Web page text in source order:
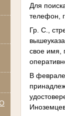
Для
телефон,
Гр. С.,
свое имя,
В феврале